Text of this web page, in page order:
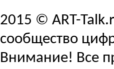
2015 © ART-
сообщество
Внимание! Все